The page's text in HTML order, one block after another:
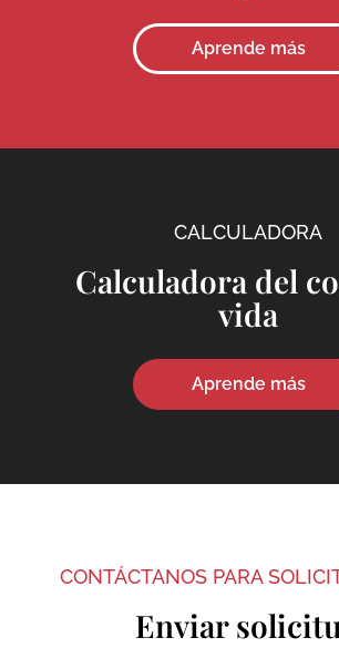
Aprende más
CALCULADORA
Calculadora del
vida
Aprende más
CONTÁCTANOS PARA
Enviar